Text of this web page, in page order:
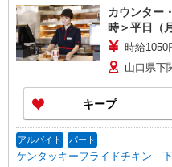
カウンター
時＞平日（
時給1050
山口県下
キープ
アルバイト パート
ケンタッキーフライドチキン